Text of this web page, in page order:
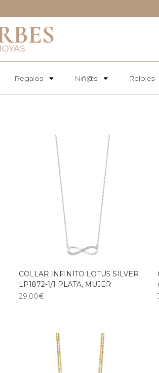
Regalos Niñ@s Relojes
COLLAR INFINITO LOTUS SILVER
LP1872-1/1 PLATA, MUJER
29,00€